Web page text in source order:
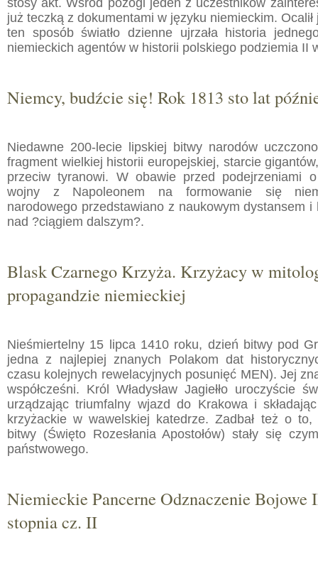
stosy akt. Wśród pożogi jeden z uczestników
już teczką z dokumentami w języku niemieckim.
ten sposób światło dzienne ujrzała historia
niemieckich agentów w historii polskiego podziemia II
Niemcy, budźcie się! Rok 1813 sto lat
Niedawne 200-lecie lipskiej bitwy narodów
fragment wielkiej historii europejskiej, starcie
przeciw tyranowi. W obawie przed podejrzeniami o
wojny z Napoleonem na formowanie się
narodowego przedstawiano z naukowym dystansem i
nad ?ciągiem dalszym?.
Blask Czarnego Krzyża. Krzyżacy w
propagandzie niemieckiej
Nieśmiertelny 15 lipca 1410 roku, dzień bitwy pod
jedna z najlepiej znanych Polakom dat
czasu kolejnych rewelacyjnych posunięć MEN). Jej
współcześni. Król Władysław Jagiełło uroczyście
urządzając triumfalny wjazd do Krakowa i
krzyżackie w wawelskiej katedrze. Zadbał też o
bitwy (Święto Rozesłania Apostołów) stały się
państwowego.
Niemieckie Pancerne Odznaczenie
stopnia cz. II